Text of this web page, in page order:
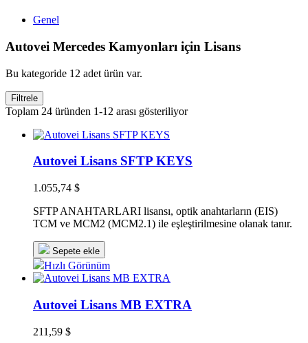
Genel
Autovei Mercedes Kamyonları için Lisans
Bu kategoride 12 adet ürün var.
Filtrele
Toplam 24 üründen 1-12 arası gösteriliyor
Autovei Lisans SFTP KEYS
1.055,74 $
SFTP ANAHTARLARI lisansı, optik anahtarların (EIS)
TCM ve MCM2 (MCM2.1) ile eşleştirilmesine olanak tanır.
Sepete ekle
Hızlı Görünüm
Autovei Lisans MB EXTRA
211,59 $